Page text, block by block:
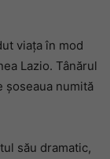
viața în mod
Lazio. Tânărul
șoseaua numită
său dramatic,